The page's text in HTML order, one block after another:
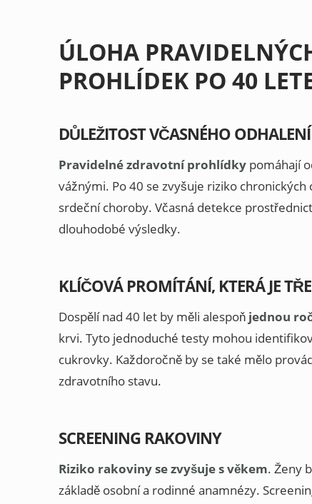
ÚLOHA
PROHLÍDEK PO 40
DŮLEŽITOST VČASNÉHO ODHALENÍ
Pravidelné zdravotní prohlídky pomáhají
vážnými. Po 40 se zvyšuje riziko
srdeční choroby. Včasná detekce
dlouhodobé výsledky.
KLÍČOVÁ PROMÍTÁNÍ, KTERÁ JE
Dospělí nad 40 let by měli alespoň jednou
krvi. Tyto jednoduché testy mohou
cukrovky. Každoročně by se také mělo
zdravotního stavu.
SCREENING RAKOVINY
Riziko rakoviny se zvyšuje s věkem. Ženy
základě osobní a rodinné anamnézy.